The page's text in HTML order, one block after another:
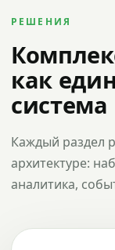
РЕШЕНИЯ
как
система
Каждый раздел
архитектуре:
аналитика,